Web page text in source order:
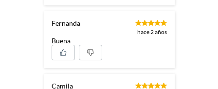
Fernanda
hace 2 años
Buena
Camila